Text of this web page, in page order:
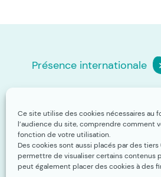
Ce site utilise des cookies nécessaires au
l’audience du site, comprendre comment
fonction de votre utilisation.
Des cookies sont aussi placés par des
permettre de visualiser certains contenus
peut également placer des cookies à des
Présence internationale
© Verallia 2020